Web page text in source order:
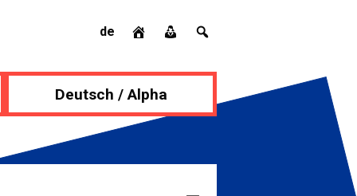
de
Deutsch / Alpha